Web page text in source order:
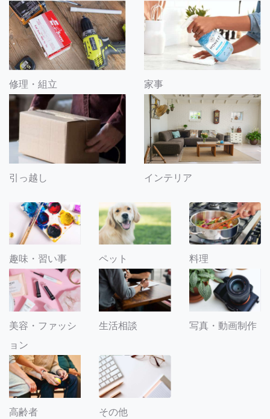
修理・組立 家事
引っ越し インテリア
趣味・習い事 ペット 料理
美容・ファッシ
ョン
生活相談 写真・動画制作
高齢者 その他